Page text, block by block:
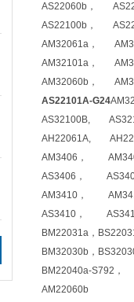
AS22060b，
AS22100b，
AM32061a，
AM32101a，
AM32060b，
AS22101A-G24
AS32100B,
AH22061A,
AM3406，
AS3406，
AM3410，
AS3410，
BM22031a，
BM32030b，
BM22040a-S792，
AM22060b